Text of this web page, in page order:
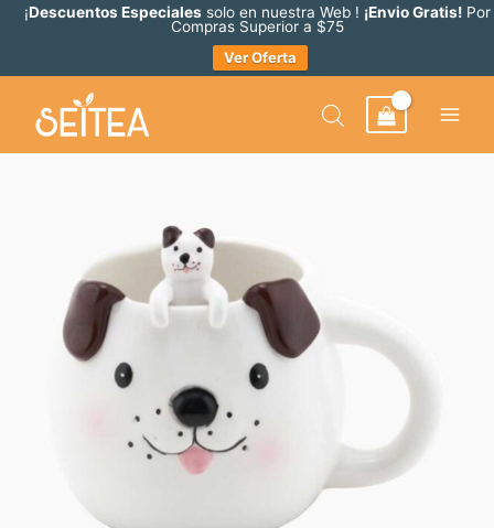
¡Descuentos Especialessolo en nuestra Web ! ¡Envio Gratis!Por
Compras Superior a $75
Ver Oferta